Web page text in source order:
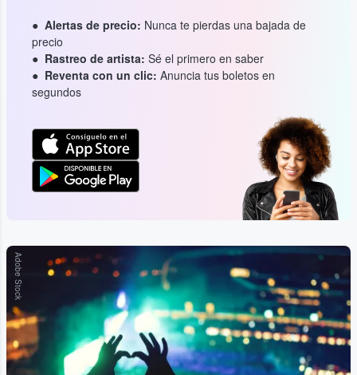
Alertas de precio: Nunca te pierdas una bajada de
precio
Rastreo de artista: Sé el primero en saber
Reventa con un clic: Anuncia tus boletos en
segundos
Adobe Stock